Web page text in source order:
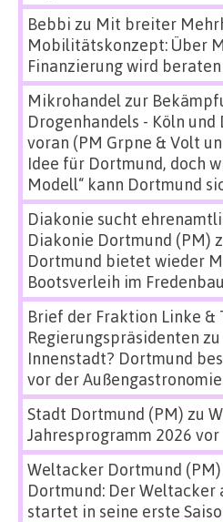
Bebbi zu Mit breiter
Mobilitätskonzept: Über
Finanzierung wird beraten
Mikrohandel zur
Drogenhandels - Köln
voran (PM Grpne & Volt
Idee für Dortmund, doch
Modell“ kann Dortmund
Diakonie sucht
Diakonie Dortmund (PM)
Dortmund bietet wieder
Bootsverleih im
Brief der Fraktion Linke &
Regierungspräsidenten zu
Innenstadt? Dortmund
vor der Außengastronomie
Stadt Dortmund (PM) zu
Jahresprogramm 2026 vor
Weltacker Dortmund (PM)
Dortmund: Der Weltacker
startet in seine erste